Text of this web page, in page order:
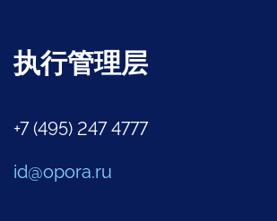
执行管理层
+7 (495) 247 4777
id@opora.ru